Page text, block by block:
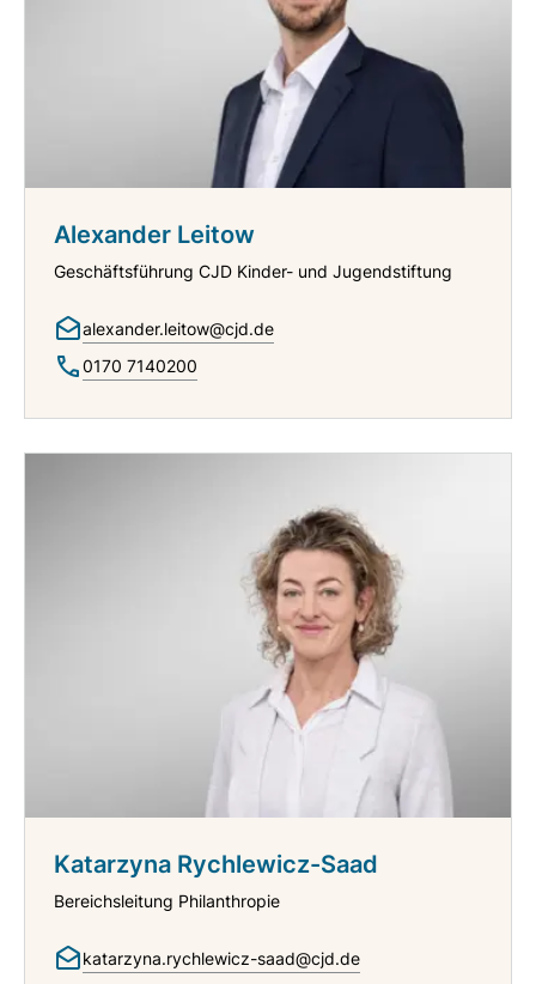
Alexander Leitow
Geschäftsführung CJD Kinder- und Jugendstiftung
alexander.leitow@cjd.de
0170 7140200
Katarzyna Rychlewicz-Saad
Bereichsleitung Philanthropie
katarzyna.rychlewicz-saad@cjd.de